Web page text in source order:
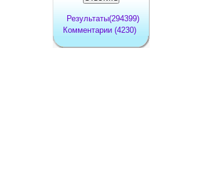
Результаты(294399)
Комментарии (4230)